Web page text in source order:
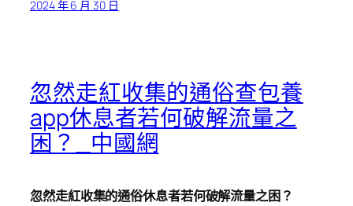
2024 年 6 月 30 日
忽然走紅收集的通俗查包養
app休息者若何破解流量之
困？_中國網
忽然走紅收集的通俗休息者若何破解流量之困？